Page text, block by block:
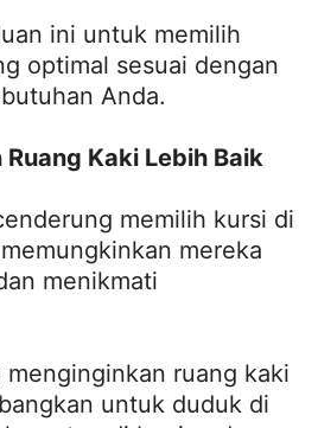
ini untuk memilih
optimal sesuai dengan
Anda.
Kaki Lebih Baik
memilih kursi di
mereka
menikmati
menginginkan ruang kaki
untuk duduk di